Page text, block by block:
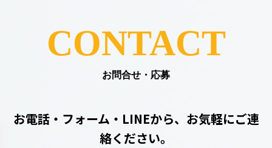
CONTACT
お問合せ・応募
お電話・フォーム・LINEから、お気軽にご連
絡ください。